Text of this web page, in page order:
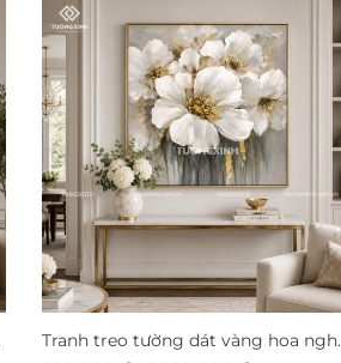
Tranh treo tường dát vàng hoa